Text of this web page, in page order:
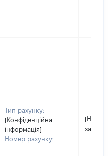
Тип рахунку:
[Конфіденційна
інформація]
Номер рахунку:
[Не